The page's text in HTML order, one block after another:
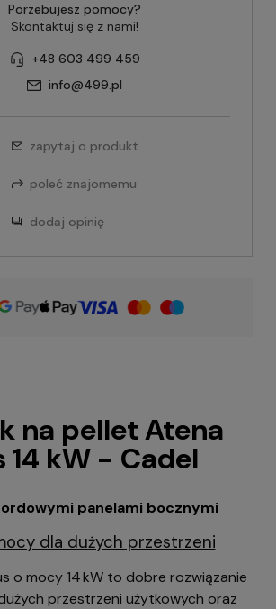
Porzebujesz pomocy?
Skontaktuj się z nami!
+48 603 499 459
info@499.pl
zapytaj o produkt
poleć znajomemu
dodaj opinię
na pellet Atena
14 kW - Cadel
panelami bocznymi
dla dużych przestrzeni
o mocy 14 kW to dobre rozwiązanie
przestrzeni użytkowych oraz